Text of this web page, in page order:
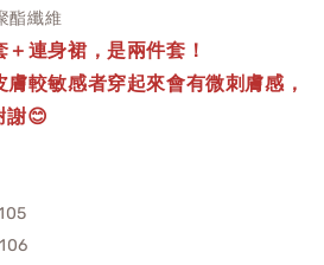
酯纖維
連身裙，是兩件套！
較敏感者穿起來會有微刺膚感，
謝😊